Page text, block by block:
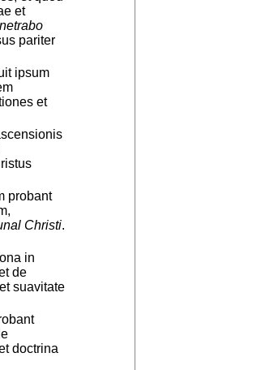
et
pariter
ipsum
et
probant
Christi.
in
de
suavitate
doctrina